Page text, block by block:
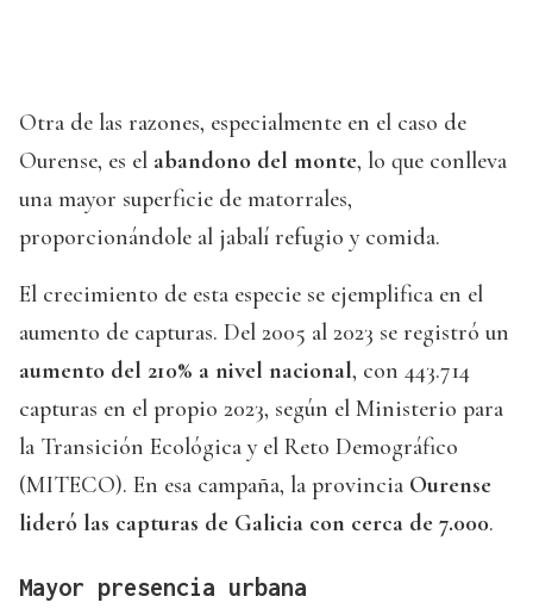
Otra de las razones, especialmente en el caso de
Ourense, es el abandono del monte, lo que conlleva
una mayor superficie de matorrales,
proporcionándole al jabalí refugio y comida.
El crecimiento de esta especie se ejemplifica en el
aumento de capturas. Del 2005 al 2023 se registró un
aumento del 210% a nivel nacional, con 443.714
capturas en el propio 2023, según el Ministerio para
la Transición Ecológica y el Reto Demográfico
(MITECO). En esa campaña, la provincia Ourense
lideró las capturas de Galicia con cerca de 7.000.
Mayor presencia urbana